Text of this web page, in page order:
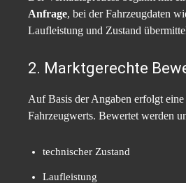
Anfrage, bei der Fahrzeugdaten
Laufleistung und Zustand
2. Marktgerechte
Auf Basis der Angaben erfolgt
Fahrzeugwerts. Bewertet werden
technischer Zustand
Laufleistung